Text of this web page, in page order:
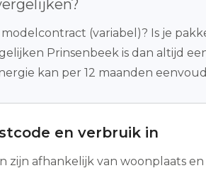
(variabel)? Is je
Prinsenbeek is dan altijd
kan per 12 maanden
en verbruik in
zijn afhankelijk van woonplaats en